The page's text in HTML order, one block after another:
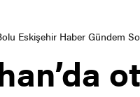
Eskişehir Haber Gündem